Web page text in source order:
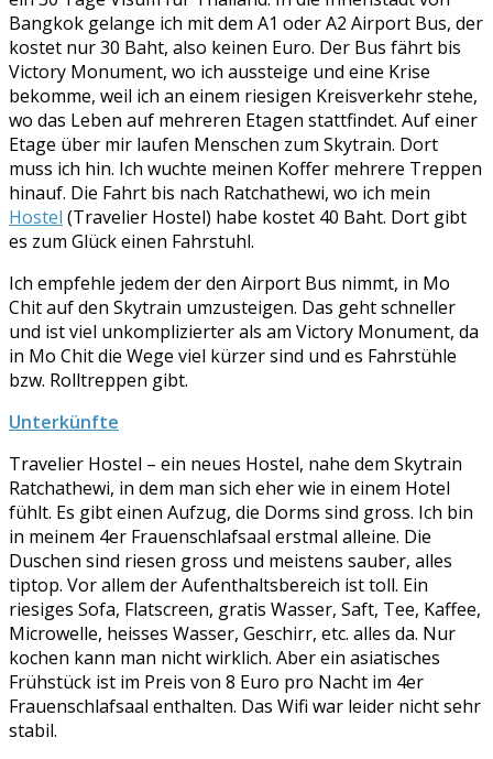
Bangkok gelange ich mit dem A1 oder A2 Airport Bus, der
kostet nur 30 Baht, also keinen Euro. Der Bus fährt bis
Victory Monument, wo ich aussteige und eine Krise
bekomme, weil ich an einem riesigen Kreisverkehr stehe,
wo das Leben auf mehreren Etagen stattfindet. Auf einer
Etage über mir laufen Menschen zum Skytrain. Dort
muss ich hin. Ich wuchte meinen Koffer mehrere Treppen
hinauf. Die Fahrt bis nach Ratchathewi, wo ich mein
Hostel (Travelier Hostel) habe kostet 40 Baht. Dort gibt
es zum Glück einen Fahrstuhl.
Ich empfehle jedem der den Airport Bus nimmt, in Mo
Chit auf den Skytrain umzusteigen. Das geht schneller
und ist viel unkomplizierter als am Victory Monument, da
in Mo Chit die Wege viel kürzer sind und es Fahrstühle
bzw. Rolltreppen gibt.
Unterkünfte
Travelier Hostel – ein neues Hostel, nahe dem Skytrain
Ratchathewi, in dem man sich eher wie in einem Hotel
fühlt. Es gibt einen Aufzug, die Dorms sind gross. Ich bin
in meinem 4er Frauenschlafsaal erstmal alleine. Die
Duschen sind riesen gross und meistens sauber, alles
tiptop. Vor allem der Aufenthaltsbereich ist toll. Ein
riesiges Sofa, Flatscreen, gratis Wasser, Saft, Tee, Kaffee,
Microwelle, heisses Wasser, Geschirr, etc. alles da. Nur
kochen kann man nicht wirklich. Aber ein asiatisches
Frühstück ist im Preis von 8 Euro pro Nacht im 4er
Frauenschlafsaal enthalten. Das Wifi war leider nicht sehr
stabil.